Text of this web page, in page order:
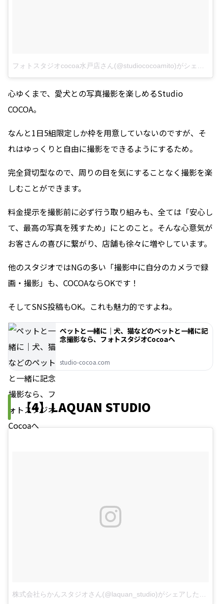
心ゆくまで、愛犬との写真撮影を楽しめるStudio
COCOA。
なんと1日5組限定しか枠を用意していないのですが、そ
れはゆっくりと自由に撮影をできるようにするため。
完全貸切型なので、周りの目を気にすることなく撮影を楽
しむことができます。
料金提示を撮影前に必ず行う取り組みも、全ては「安心し
て、最高の写真を残すため」にとのこと。そんな心意気が
お客さんの喜びに繋がり、店舗も徐々に増やしています。
他のスタジオではNGの多い「撮影中に自分のカメラで録
画・撮影」も、COCOAならOKです！
そしてSNS投稿もOK。これも魅力的ですよね。
ペットと一緒に｜犬、猫などのペットと一緒に記
念撮影なら、フォトスタジオCocoaへ
studio-cocoa.com
【4】LAQUAN STUDIO